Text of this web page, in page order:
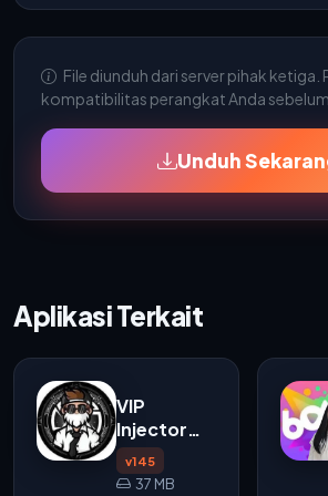
File diunduh dari server pihak ketiga.
kompatibilitas perangkat Anda
Unduh
Aplikasi Terkait
VIP
Injector
APK v145
v145
37 MB